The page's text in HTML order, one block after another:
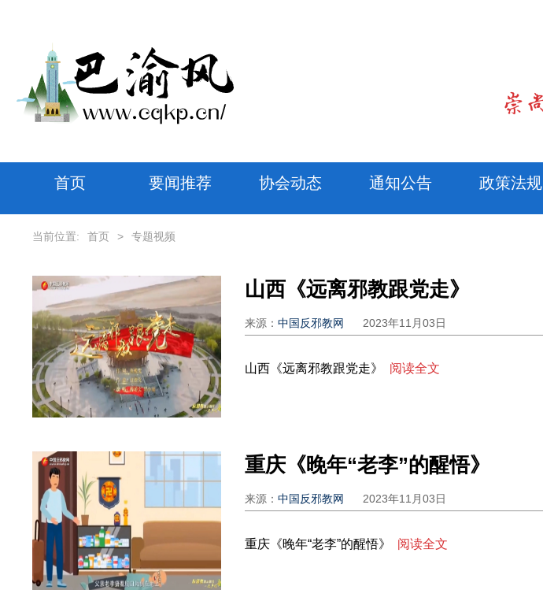
首页 要闻推荐 协会动态 通知公告 政策法规
当前位置: 首页 > 专题视频
山西《远离邪教跟党走》
来源： 中国反邪教网 2023年11月03日
山西《远离邪教跟党走》 阅读全文
重庆《晚年“老李”的醒悟》
来源： 中国反邪教网 2023年11月03日
重庆《晚年“老李”的醒悟》 阅读全文